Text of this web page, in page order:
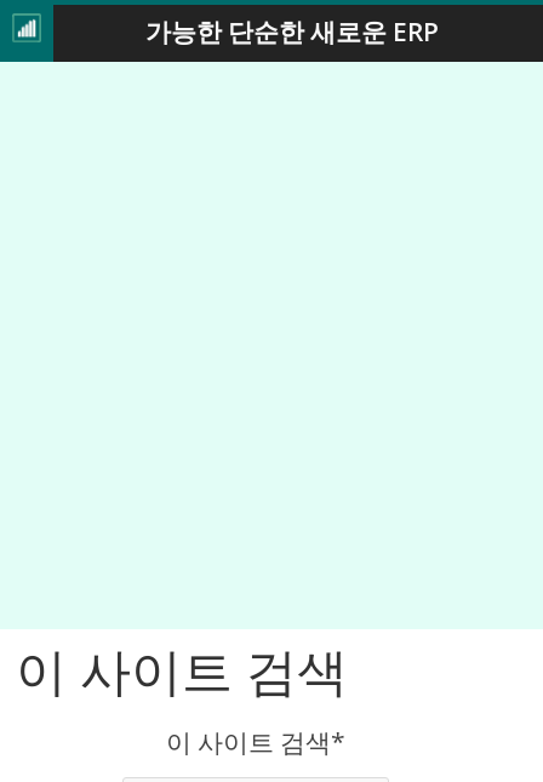
가능한 단순한 새로운 ERP
이 사이트 검색
이 사이트 검색*